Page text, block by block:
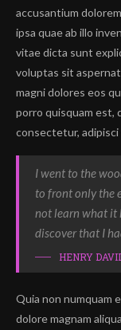
accusantium
ipsa quae ab illo
vitae dicta sunt
voluptas sit
magni dolores eos
porro quisquam est,
consectetur, adipisci
I went to the
to front only the
not learn what it
discover that I
HENRY
Quia non numquam
dolore magnam